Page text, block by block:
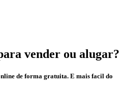
vender ou alugar?
de forma gratuita. E mais facil do